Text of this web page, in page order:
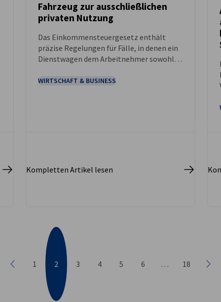
Fahrzeug zur ausschließlichen
privaten Nutzung
Das Einkommensteuergesetz enthält
präzise Regelungen für Fälle, in denen ein
Dienstwagen dem Arbeitnehmer sowohl
überlassen wird. Wie ist jedoch
WIRTSCHAFT & BUSINESS
Kompletten Artikel lesen
Vorherige
1 2 3 4 5 6 … 18